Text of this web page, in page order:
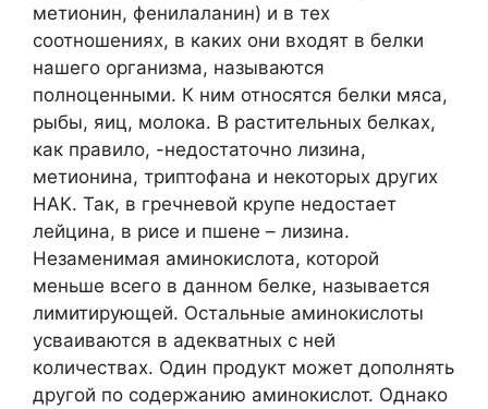
метионин, фенилаланин) и в тех
соотношениях, в каких они входят в белки
нашего организма, называются
полноценными. К ним относятся белки мяса,
рыбы, яиц, молока. В растительных белках,
как правило, -недостаточно лизина,
метионина, триптофана и некоторых других
НАК. Так, в гречневой крупе недостает
лейцина, в рисе и пшене – лизина.
Незаменимая аминокислота, которой
меньше всего в данном белке, называется
лимитирующей. Остальные аминокислоты
усваиваются в адекватных с ней
количествах. Один продукт может дополнять
другой по содержанию аминокислот. Однако